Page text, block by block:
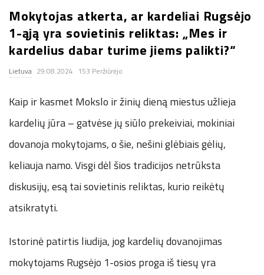
.
c
o
.
u
k
Mokytojas atkerta, ar kardeliai Rugsėjo
1-ąją yra sovietinis reliktas: „Mes ir
kardelius dabar turime jiems palikti?“
Lietuva 29.08.2024 153 Peržiūrėjo
Kaip ir kasmet Mokslo ir žinių dieną miestus užlieja
kardelių jūra – gatvėse jų siūlo prekeiviai, mokiniai
dovanoja mokytojams, o šie, nešini glėbiais gėlių,
keliauja namo. Visgi dėl šios tradicijos netrūksta
diskusijų, esą tai sovietinis reliktas, kurio reikėtų
atsikratyti.
Istorinė patirtis liudija, jog kardelių dovanojimas
mokytojams Rugsėjo 1-osios proga iš tiesų yra